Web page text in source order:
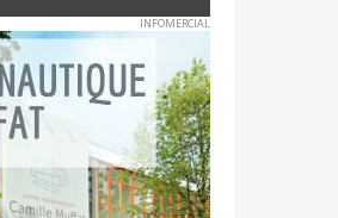
INFOMERCIAL